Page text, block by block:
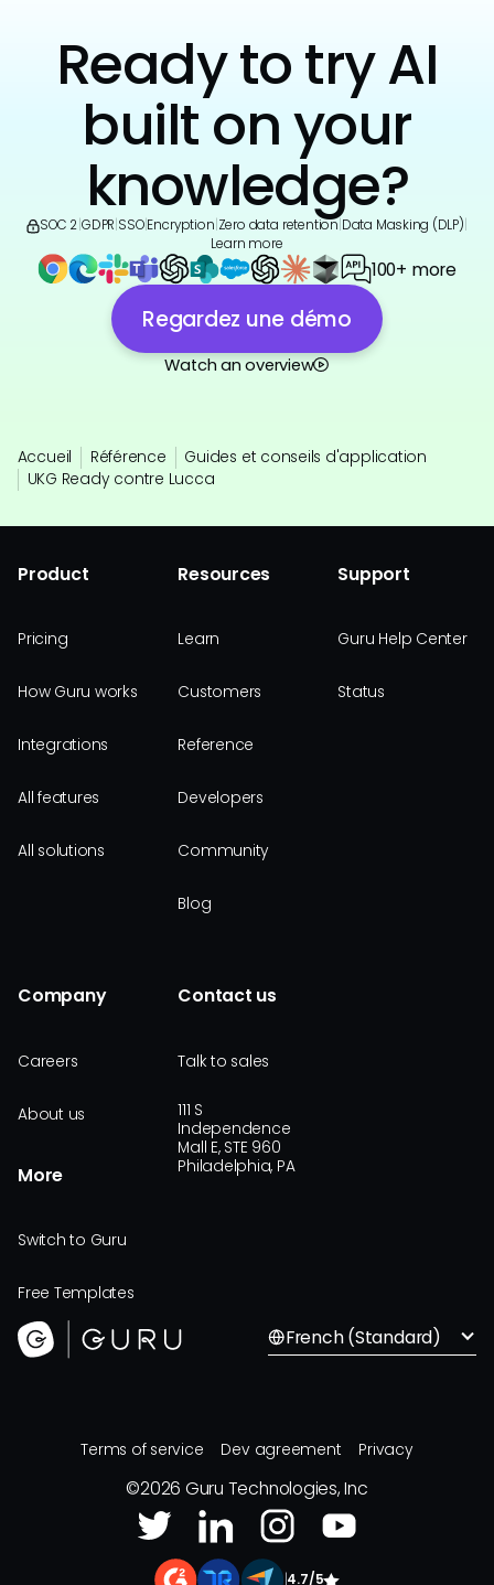
Ready to try AI
built on your
knowledge?
SOC 2 GDPR SSO|Encryption Zero data retention Data Masking (DLP)
Learn more
100+ more
Regardez une démo
Watch an overview
Accueil Référence
Guides et conseils d'application
UKG Ready contre Lucca
Product
Pricing
How Guru works
Integrations
All features
All solutions
Resources
Learn
Customers
Reference
Developers
Community
Blog
Support
Guru Help Center
Status
Company
Careers
About us
More
Switch to Guru
Free Templates
Contact us
Talk to sales
111 S
Independence
Mall E, STE 960
Philadelphia, PA
French (Standard)
Terms of service Dev agreement Privacy
©2026 Guru Technologies, Inc
4.7/5